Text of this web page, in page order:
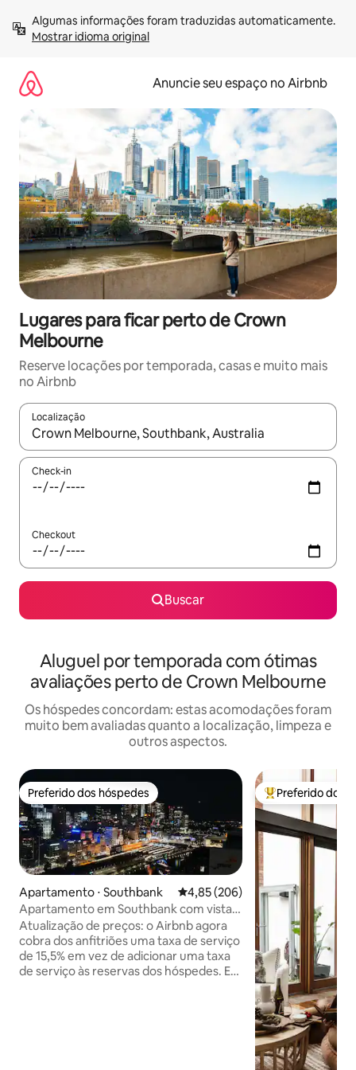
para
Mostrar idioma original
Anuncie seu espaço no Airbnb
Lugares para ficar perto de Crown
Melbourne
Reserve locações por temporada, casas e muito mais
no Airbnb
Localização
Quando os resultados estiverem disponíveis, explore-os
Check-in
Checkout
Buscar
Aluguel por temporada com ótimas
avaliações perto de Crown Melbourne
Os hóspedes concordam: estas acomodações foram
muito bem avaliadas quanto a localização, limpeza e
outros aspectos.
Preferido dos hóspedes
Preferido dos hóspedes
Apartamento ⋅ Southbank 4,85 de uma avaliação média de
4,85 (206)
Apartamento em Southbank com vistas
incríveis e estacionamento gratuito
Atualização de preços: o Airbnb agora
cobra dos anfitriões uma taxa de serviço
de 15,5% em vez de adicionar uma taxa
de serviço às reservas dos hóspedes. Em
Entre os
Preferido dos